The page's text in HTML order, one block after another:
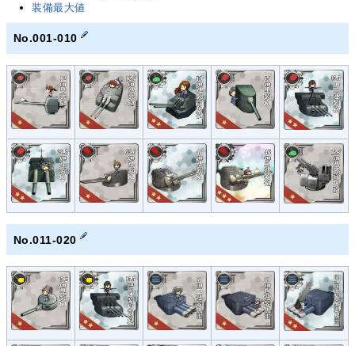
装備最大値
No.001-010
No.011-020